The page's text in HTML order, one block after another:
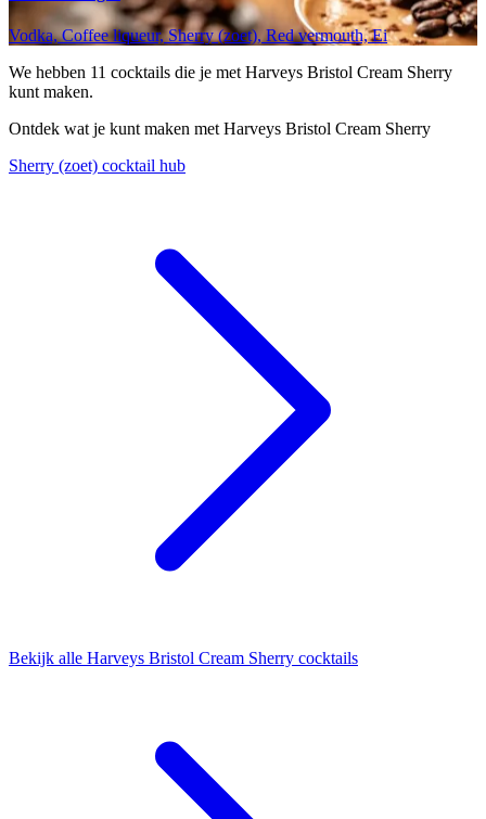
Vodka, Coffee liqueur, Sherry (zoet), Red vermouth, Ei
We hebben 11 cocktails die je met Harveys Bristol Cream Sherry
kunt maken.
Ontdek wat je kunt maken met Harveys Bristol Cream Sherry
Sherry (zoet) cocktail hub
Bekijk alle Harveys Bristol Cream Sherry cocktails